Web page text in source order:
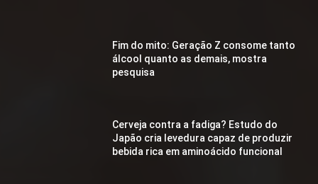
Fim do mito: Geração Z consome tanto
álcool quanto as demais, mostra
pesquisa
Cerveja contra a fadiga? Estudo do
Japão cria levedura capaz de produzir
bebida rica em aminoácido funcional